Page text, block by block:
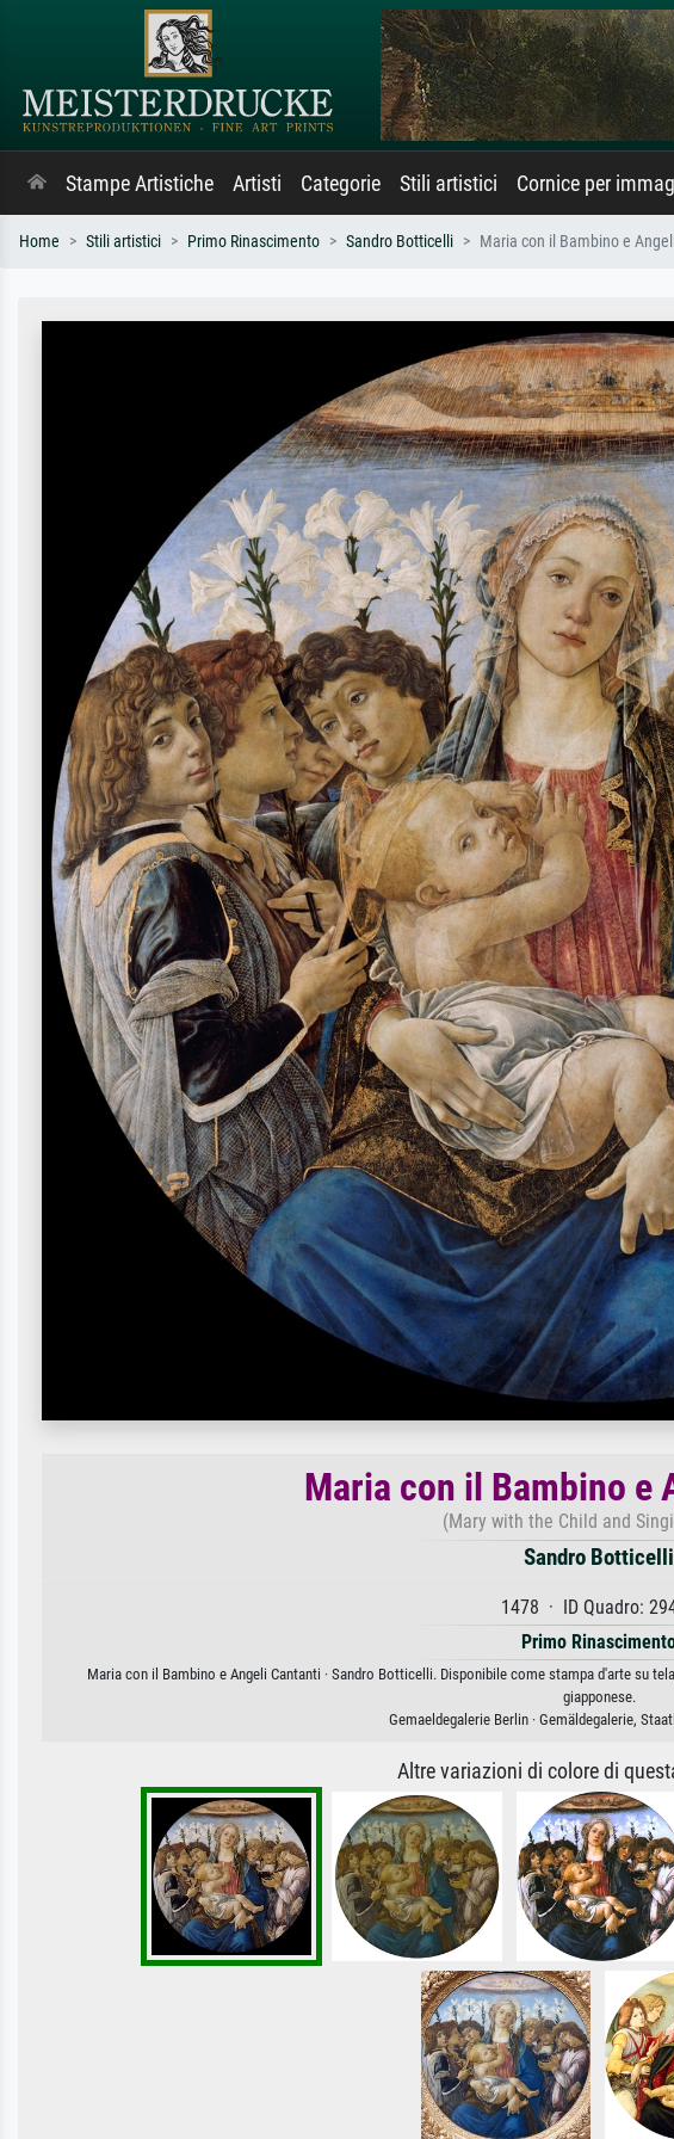
Stampe Artistiche Artisti Categorie Stili artistici Cornice per
Home Stili artistici Primo Rinascimento Sandro Botticelli Maria con il Bambino e
Maria con il Bambino e
(Mary with the Child and
Sandro Botticelli
1478 · ID Quadro:
Primo
Maria con il Bambino e Angeli Cantanti · Sandro Botticelli. Disponibile come stampa d'arte su
giapponese.
Gemaeldegalerie Berlin · Gemäldegalerie,
Altre variazioni di colore di